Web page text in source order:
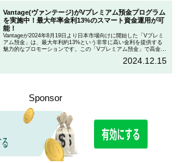
Vantage(ヴァンテージ)がVプレミアム預金プログラム
を実施中！最大年率金利13%のスマート資金運用が可
能！
Vantageが2024年8月19日より日本市場向けに開始した「Vプレミ
アム預金」は、最大年利約13%という非常に高い金利を提供する
魅力的なプロモーションです。この「Vプレミアム預金」で高金利
「Vプレミアム預金」を行いたい人は、この記事をしっかりと読ん
2024.12.15
Sponsor